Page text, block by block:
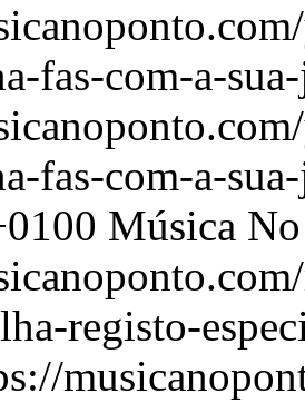
fas-com-a-
fas-com-a-
Música
registo-